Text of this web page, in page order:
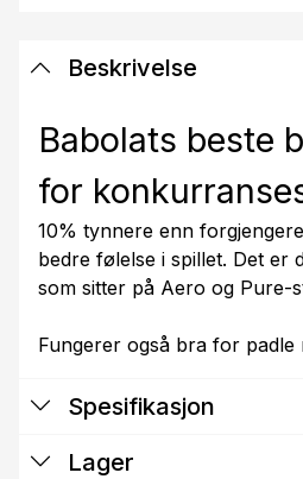
Beskrivelse
Babolats beste
for
10% tynnere enn
bedre følelse i spillet. Det er
som sitter på Aero og Pure-
Fungerer også bra for padle
Spesifikasjon
Lager